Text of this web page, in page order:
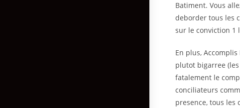
Batiment. Vous
deborder tous les
sur le conviction 1
En plus,
plutot bigarree
fatalement le
conciliateurs
presence, tous les